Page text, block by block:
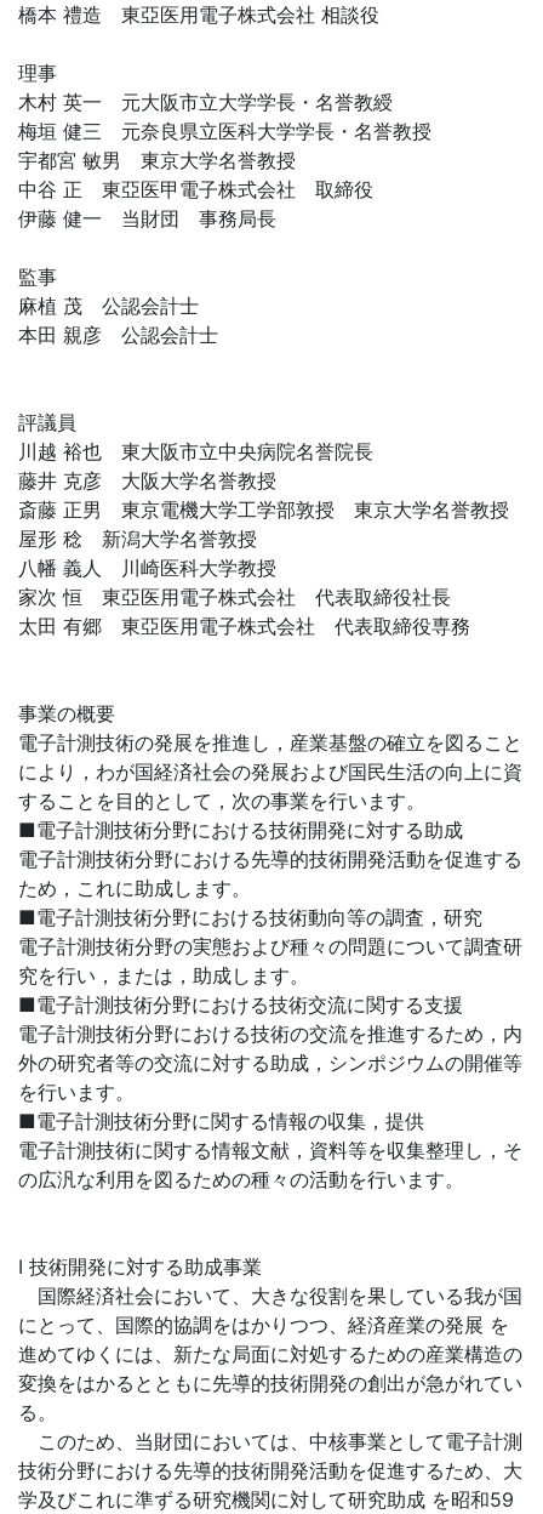
橋本 禮造 東亞医用電子株式会社 相談役
理事
木村 英一 元大阪市立大学学長・名誉教綬
梅垣 健三 元奈良県立医科大学学長・名誉教授
宇都宮 敏男 東京大学名誉教授
中谷 正 東亞医甲電子株式会社 取締役
伊藤 健一 当財団 事務局長
監事
麻植 茂 公認会計士
本田 親彦 公認会計士
評議員
川越 裕也 東大阪市立中央病院名誉院長
藤井 克彦 大阪大学名誉教授
斎藤 正男 東京電機大学工学部敦授 東京大学名誉教授
屋形 稔 新潟大学名誉敦授
八幡 義人 川崎医科大学教授
家次 恒 東亞医用電子株式会社 代表取締役社長
太田 有郷 東亞医用電子株式会社 代表取締役専務
事業の概要
電子計測技術の発展を推進し，産業基盤の確立を図ること
により，わが国経済社会の発展および国民生活の向上に資
することを目的として，次の事業を行います。
■電子計測技術分野における技術開発に対する助成
電子計測技術分野における先導的技術開発活動を促進する
ため，これに助成します。
■電子計測技術分野における技術動向等の調査，研究
電子計測技術分野の実態および種々の問題について調査研
究を行い，または，助成します。
■電子計測技術分野における技術交流に関する支援
電子計測技術分野における技術の交流を推進するため，内
外の研究者等の交流に対する助成，シンポジウムの開催等
を行います。
■電子計測技術分野に関する情報の収集，提供
電子計測技術に関する情報文献，資料等を収集整理し，そ
の広汎な利用を図るための種々の活動を行います。
I 技術開発に対する助成事業
国際経済社会において、大きな役割を果している我が国
にとって、国際的協調をはかりつつ、経済産業の発展 を
進めてゆくには、新たな局面に対処するための産業構造の
変換をはかるとともに先導的技術開発の創出が急がれてい
る。
このため、当財団においては、中核事業として電子計測
技術分野における先導的技術開発活動を促進するため、大
学及びこれに準ずる研究機関に対して研究助成 を昭和59